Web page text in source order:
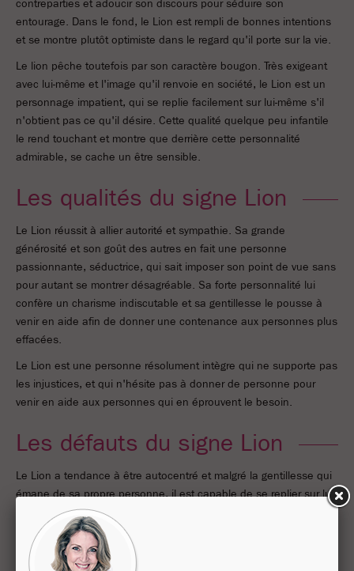
contreparties et adoucir son discours pour séduire son
entourage. Dans le fond, le Lion est rempli de bonnes intentions
et se montre plutôt optimiste dans le regard qu'il porte sur la vie.
Le lion pêche toutefois par son caractère bougon. Très exigeant
avec lui-même et l'image qu'il renvoie en société, le Lion est un
personnage impatient, qui se replie facilement sur lui-même s'il
n'obtient pas ce qu'il désire. Cette qualité quelque peu infantile
le rend touchant et montre que derrière cette personnalité
admirable, se cache un être sensible.
Les qualités du signe Lion
Le Lion réussit à allier autorité et sympathie. Sa grande
générosité et son goût des autres en fait une personne
passionnante, séductrice, qui sait imposer son point de vue sans
pour autant se montrer désagréable. Sa forte personnalité lui
confère un charisme indiscutable et sa gentillesse le pousse à
venir en aide afin de donner une contenance aux personnes plus
effacées.
Le Lion est une personne résolument intègre qui ne supporte pas
les injustices, et qui n'hésite pas à donner de personne pour
venir en aide aux personnes qui en éprouvent le besoin.
Les défauts du signe Lion
Le Lion a tendance à être autocentré et malgré la gentillesse qui
émane de sa propre personne, il est capable de se replier sur lui-
même et de devenir colérique lorsqu'il n'obtient pas ce pour quoi
il aspire. Le Lion a une soif intarissable de reconnaissance et se
montre particulièrement sensible à la flatterie. En ce sens, il en
devient naïf. Il est alors facile de profiter de sa crédulité et de sa